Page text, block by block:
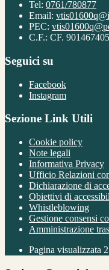
Tel: 0761/780877
Email:
PEC:
C.F.: CF.
Seguici su
Facebook
Instagram
Sezione Link Utili
Cookie policy
Note legali
Informativa Privacy
Ufficio Relazioni
Dichiarazione di
Obiettivi di
Whistleblowing
Gestione consensi
Amministrazione
Pagina visualizzata